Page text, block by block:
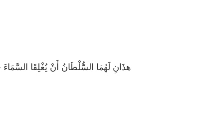
هذَانِ لَهُمَا السُّلْطَانُ أَنْ يُغْلِقَا